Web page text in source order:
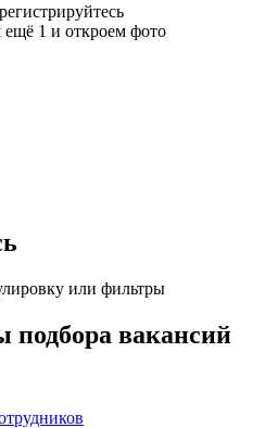
1 и откроем фото
или фильтры
вакансий